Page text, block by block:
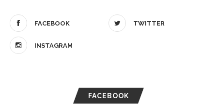
FACEBOOK TWITTER
INSTAGRAM
FACEBOOK